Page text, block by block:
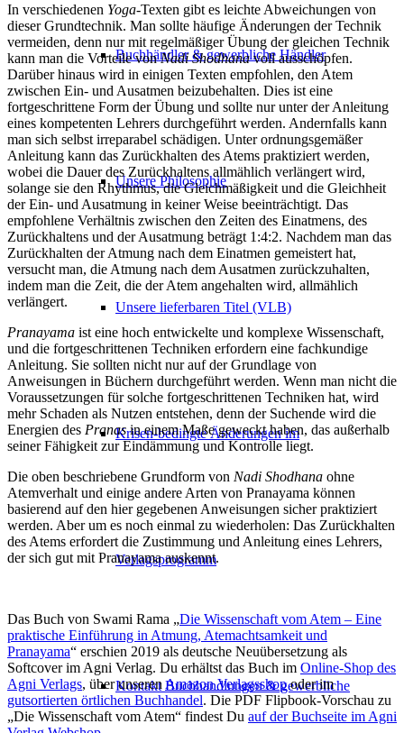
Buchhändler & gewerbliche Händler
Unsere Philosophie
Unsere lieferbaren Titel (VLB)
Krisen-bedingte Änderungen im
Verlagsprogramm
Kontakt Buchhandlungen & gewerbliche
In verschiedenen Yoga-Texten gibt es leichte Abweichungen von
dieser Grundtechnik. Man sollte häufige Änderungen der Technik
vermeiden, denn nur mit regelmäßiger Übung der gleichen Technik
kann man die Vorteile vonNadi Shodhanavoll ausschöpfen.
Darüber hinaus wird in einigen Texten empfohlen, den Atem
zwischen Ein- und Ausatmen beizubehalten. Dies ist eine
fortgeschrittene Form der Übung und sollte nur unter der Anleitung
eines kompetenten Lehrers durchgeführt werden. Andernfalls kann
man sich selbst irreparabel schädigen. Unter ordnungsgemäßer
Anleitung kann das Zurückhalten des Atems praktiziert werden,
wobei die Dauer des Zurückhaltens allmählich verlängert wird,
solange sie den Rhythmus, die Gleichmäßigkeit und die Gleichheit
der Ein- und Ausatmung in keiner Weise beeinträchtigt. Das
empfohlene Verhältnis zwischen den Zeiten des Einatmens, des
Zurückhaltens und der Ausatmung beträgt 1:4:2. Nachdem man das
Zurückhalten der Atmung nach dem Einatmen gemeistert hat,
versucht man, die Atmung nach dem Ausatmen zurückzuhalten,
indem man die Zeit, die der Atem angehalten wird, allmählich
verlängert.
Pranayama ist eine hoch entwickelte und komplexe Wissenschaft,
und die fortgeschrittenen Techniken erfordern eine fachkundige
Anleitung. Sie sollten nicht nur auf der Grundlage von
Anweisungen in Büchern durchgeführt werden. Wenn man nicht die
Voraus­setzungen für solche fortgeschrittenen Techniken hat, wird
mehr Schaden als Nutzen entstehen, denn der Suchende wird die
Energien des Pranasin einem Maße geweckt haben, das außerhalb
seiner Fähig­keit zur Eindämmung und Kontrolle liegt.
Die oben beschriebene Grundform von Nadi Shodhana ohne
Atemverhalt und einige andere Arten von Pranayama können
basierend auf den hier gegebenen Anweisungen sicher praktiziert
werden. Aber um es noch einmal zu wiederholen: Das Zurückhalten
des Atems erfordert die Zustimmung und Anleitung eines Lehrers,
der sich gut mit Pranayama auskennt.
Das Buch von Swami Rama „Die Wissenschaft vom Atem – Eine
praktische Einführung in Atmung, Atemachtsamkeit und
Pranayama“ erschien 2019 als deutsche Neuübersetzung als
Softcover im Agni Verlag. Du erhältst das Buch im Online-Shop des
Agni Verlags, über unseren Amazon Verlagsshopoder im
gutsortierten örtlichen Buchhandel. Die PDF Flipbook-Vorschau zu
„Die Wissenschaft vom Atem“ findest Du auf der Buchseite im Agni